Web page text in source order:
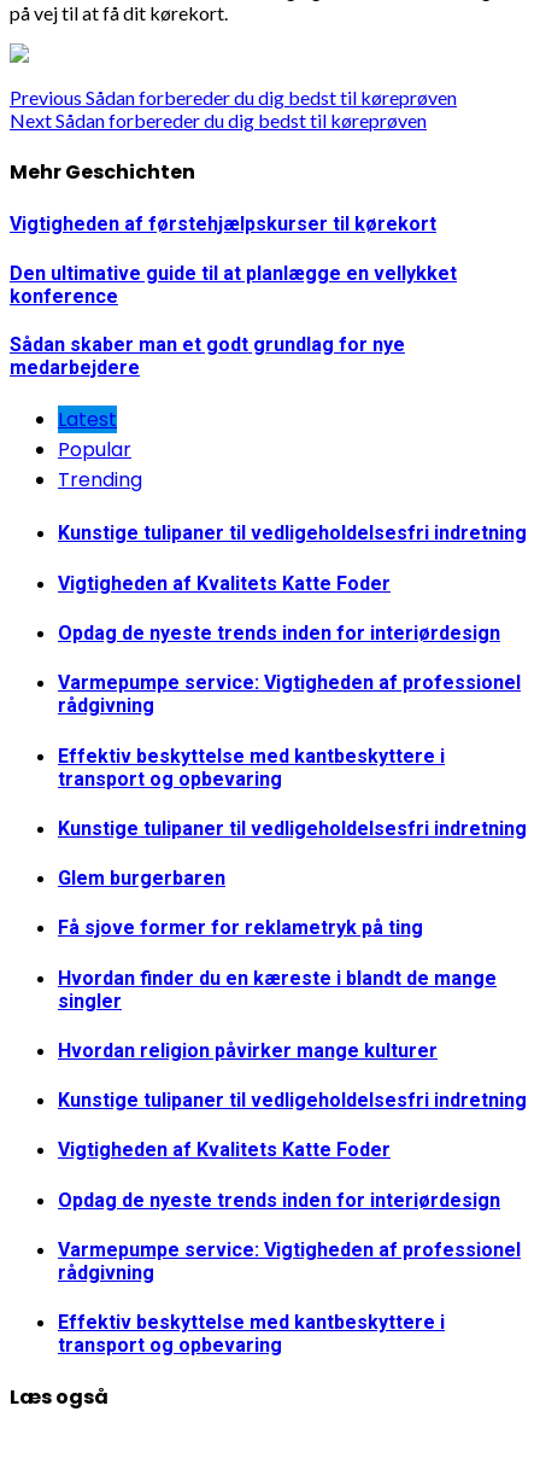
på vej til at få dit kørekort.
Continue
Previous Sådan forbereder du dig bedst til køreprøven
NextSådan forbereder du dig bedst til køreprøven
Mehr Geschichten
Vigtigheden af førstehjælpskurser til kørekort
Den ultimative guide til at planlægge en vellykket
konference
Sådan skaber man et godt grundlag for nye
medarbejdere
Latest
Popular
Trending
Kunstige tulipaner til vedligeholdelsesfri indretning
Vigtigheden af Kvalitets Katte Foder
Opdag de nyeste trends inden for interiørdesign
Varmepumpe service: Vigtigheden af professionel
rådgivning
Effektiv beskyttelse med kantbeskyttere i
transport og opbevaring
Kunstige tulipaner til vedligeholdelsesfri indretning
Glem burgerbaren
Få sjove former for reklametryk på ting
Hvordan finder du en kæreste i blandt de mange
singler
Hvordan religion påvirker mange kulturer
Kunstige tulipaner til vedligeholdelsesfri indretning
Vigtigheden af Kvalitets Katte Foder
Opdag de nyeste trends inden for interiørdesign
Varmepumpe service: Vigtigheden af professionel
rådgivning
Effektiv beskyttelse med kantbeskyttere i
transport og opbevaring
Læs også